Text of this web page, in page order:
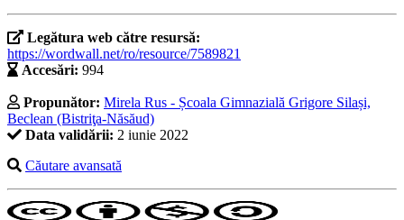
Legătura web către resursă:
https://wordwall.net/ro/resource/7589821
Accesări: 994
Propunător: Mirela Rus - Școala Gimnazială Grigore Silași,
Beclean (Bistriţa-Năsăud)
Data validării: 2 iunie 2022
Căutare avansată